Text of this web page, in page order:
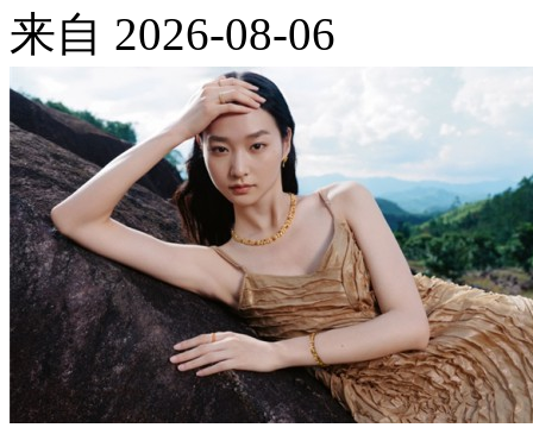
来自 2026-08-06